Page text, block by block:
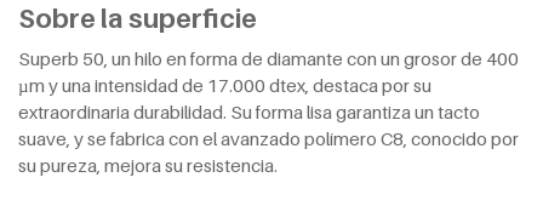
Sobre la superficie
Superb 50, un hilo en forma de diamante con un grosor de 400
µm y una intensidad de 17.000 dtex, destaca por su
extraordinaria durabilidad. Su forma lisa garantiza un tacto
suave, y se fabrica con el avanzado polímero C8, conocido por
su pureza, mejora su resistencia.